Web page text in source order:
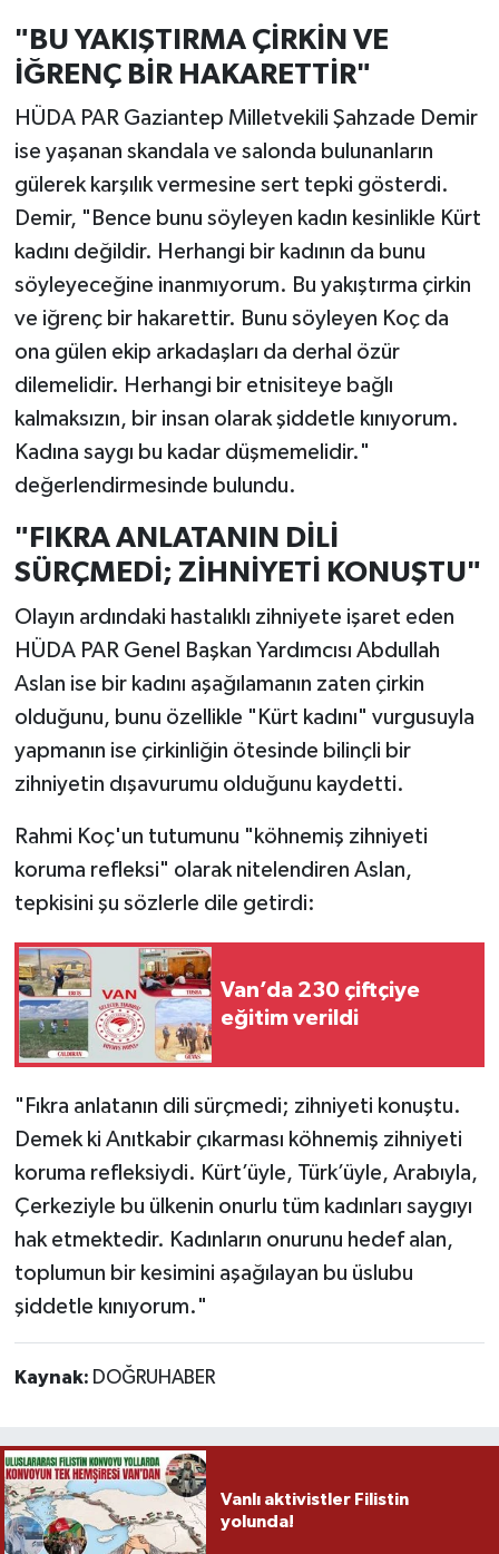
"BU YAKIŞTIRMA ÇİRKİN VE
İĞRENÇ BİR HAKARETTİR"
HÜDA PAR Gaziantep Milletvekili Şahzade Demir
ise yaşanan skandala ve salonda bulunanların
gülerek karşılık vermesine sert tepki gösterdi.
Demir, "Bence bunu söyleyen kadın kesinlikle Kürt
kadını değildir. Herhangi bir kadının da bunu
söyleyeceğine inanmıyorum. Bu yakıştırma çirkin
ve iğrenç bir hakarettir. Bunu söyleyen Koç da
ona gülen ekip arkadaşları da derhal özür
dilemelidir. Herhangi bir etnisiteye bağlı
kalmaksızın, bir insan olarak şiddetle kınıyorum.
Kadına saygı bu kadar düşmemelidir."
değerlendirmesinde bulundu.
"FIKRA ANLATANIN DİLİ
SÜRÇMEDİ; ZİHNİYETİ KONUŞTU"
Olayın ardındaki hastalıklı zihniyete işaret eden
HÜDA PAR Genel Başkan Yardımcısı Abdullah
Aslan ise bir kadını aşağılamanın zaten çirkin
olduğunu, bunu özellikle "Kürt kadını" vurgusuyla
yapmanın ise çirkinliğin ötesinde bilinçli bir
zihniyetin dışavurumu olduğunu kaydetti.
Rahmi Koç'un tutumunu "köhnemiş zihniyeti
koruma refleksi" olarak nitelendiren Aslan,
tepkisini şu sözlerle dile getirdi:
Van’da 230 çiftçiye
eğitim verildi
"Fıkra anlatanın dili sürçmedi; zihniyeti konuştu.
Demek ki Anıtkabir çıkarması köhnemiş zihniyeti
koruma refleksiydi. Kürt’üyle, Türk’üyle, Arabıyla,
Çerkeziyle bu ülkenin onurlu tüm kadınları saygıyı
hak etmektedir. Kadınların onurunu hedef alan,
toplumun bir kesimini aşağılayan bu üslubu
şiddetle kınıyorum."
Kaynak: DOĞRUHABER
Vanlı aktivistler Filistin
yolunda!